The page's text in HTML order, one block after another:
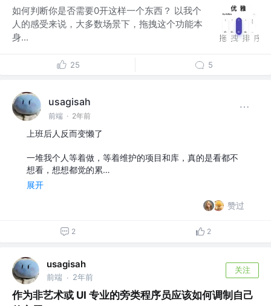
如何判断你是否需要0开这样一个东西？ 以我个
人的感受来说，大多数场景下，拖拽这个功能本
身...
25 5
usagisah
前端 · 2年前
上班后人反而变懒了
一堆我个人等着做，等着维护的项目和库，真的是看都不
想看，想想都觉的累…
展开
赞过
2 2
usagisah
前端 · 2年前
关注
作为非艺术或 UI 专业的旁类程序员应该如何调制自己